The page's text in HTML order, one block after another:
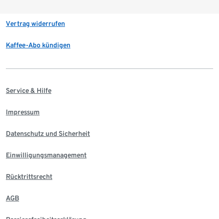
Vertrag widerrufen
Kaffee-Abo kündigen
Service & Hilfe
Impressum
Datenschutz und Sicherheit
Einwilligungsmanagement
Rücktrittsrecht
AGB